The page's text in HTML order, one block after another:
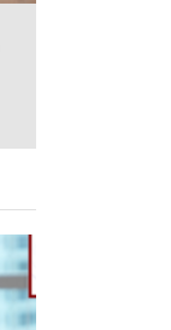
Next